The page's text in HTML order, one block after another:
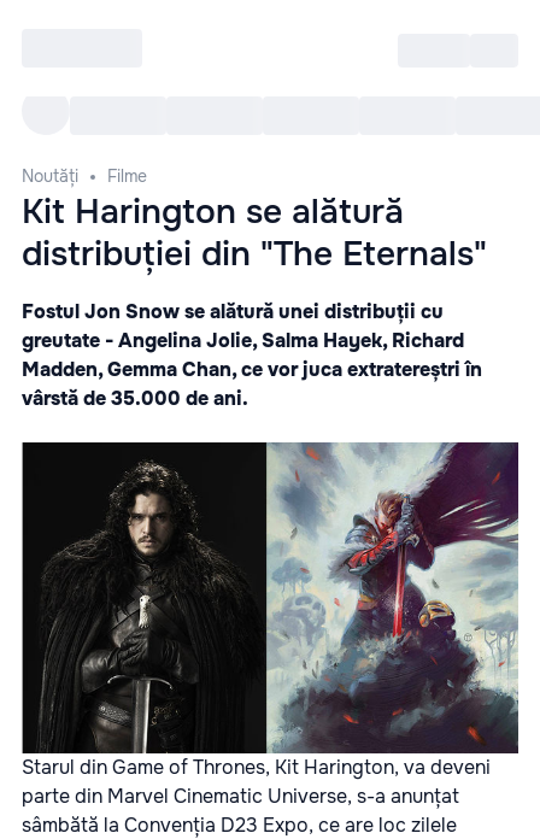
Noutăți Filme
Kit Harington se alătură
distribuției din "The Eternals"
Fostul Jon Snow se alătură unei distribuții cu
greutate - Angelina Jolie, Salma Hayek, Richard
Madden, Gemma Chan, ce vor juca extratereștri în
vârstă de 35.000 de ani.
Starul din Game of Thrones, Kit Harington, va deveni
parte din Marvel Cinematic Universe, s-a anunțat
sâmbătă la Convenția D23 Expo, ce are loc zilele